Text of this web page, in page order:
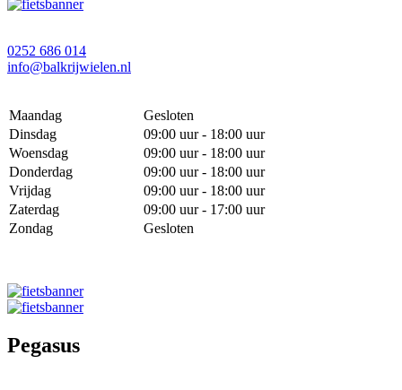
0252 686 014
info@balkrijwielen.nl
Maandag
Gesloten
Dinsdag
09:00 uur - 18:00 uur
Woensdag
09:00 uur - 18:00 uur
Donderdag
09:00 uur - 18:00 uur
Vrijdag
09:00 uur - 18:00 uur
Zaterdag
09:00 uur - 17:00 uur
Zondag
Gesloten
Pegasus